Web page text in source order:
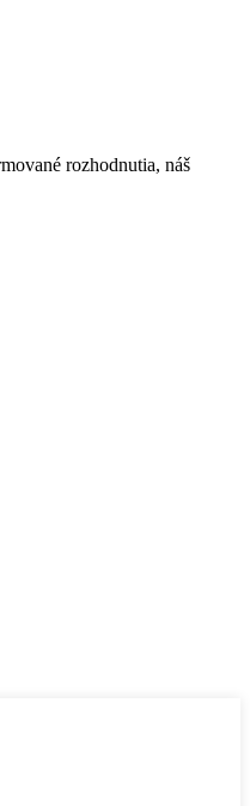
rozhodnutia, náš